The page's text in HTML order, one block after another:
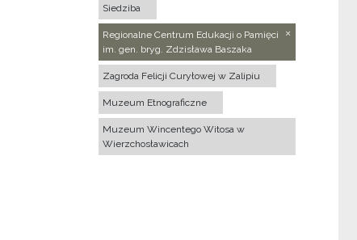
Siedziba
Regionalne Centrum Edukacji o Pamięci
im. gen. bryg. Zdzisława Baszaka
Zagroda Felicji Curyłowej w Zalipiu
Muzeum Etnograficzne
Muzeum Wincentego Witosa w
Wierzchosławicach